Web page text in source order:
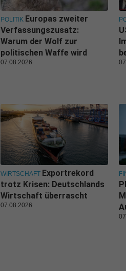
POLITIK Europas zweiter
Verfassungszusatz:
Warum der Wolf zur
politischen Waffe wird
07.08.2026
WIRTSCHAFT Exportrekord
trotz Krisen: Deutschlands
Wirtschaft überrascht
07.08.2026